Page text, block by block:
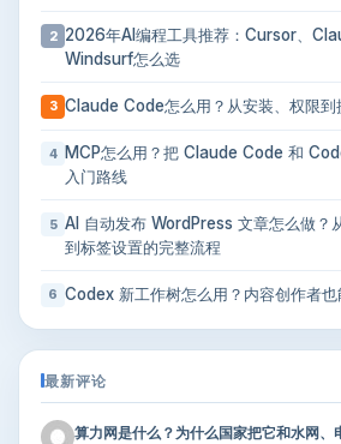
2 2026年AI编程工具推荐：Cursor、
Windsurf怎么选
3 Claude Code怎么用？从安装、权限到
4
MCP怎么用？把 Claude Code 和
入门路线
5 AI 自动发布 WordPress 文章怎么做？
到标签设置的完整流程
6 Codex 新工作树怎么用？内容创作者
最新评论
算力网是什么？为什么国家把它和水网、